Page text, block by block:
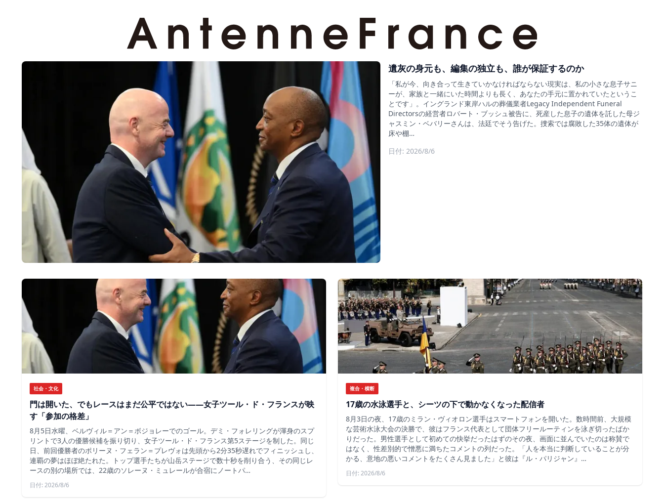
遺灰の身元も、編集の独立も、誰が保証するのか
「私が今、向き合って生きていかなければならない現実は、私の小さな息子サニ
ーが、家族と一緒にいた時間よりも長く、あなたの手元に置かれていたというこ
とです」。イングランド東岸ハルの葬儀業者Legacy Independent Funeral
Directorsの経営者ロバート・ブッシュ被告に、死産した息子の遺体を託した母ジ
ャスミン・ベバリーさんは、法廷でそう告げた。捜索では腐敗した35体の遺体が
床や棚…
日付: 2026/8/6
社会・文化
門は開いた、でもレースはまだ公平ではない――女子ツール・ド・フランスが映
す「参加の格差」
8月5日水曜、ベルヴィル＝アン＝ボジョレーでのゴール。デミ・フォレリングが渾身のスプ
リントで3人の優勝候補を振り切り、女子ツール・ド・フランス第5ステージを制した。同じ
日、前回優勝者のポリーヌ・フェラン＝プレヴォは先頭から2分35秒遅れでフィニッシュし、
連覇の夢はほぼ絶たれた。トップ選手たちが山岳ステージで数十秒を削り合う、その同じレ
ースの別の場所では、22歳のソレーヌ・ミュレールが合宿にノートパ…
日付: 2026/8/6
複合・横断
17歳の水泳選手と、シーツの下で動かなくなった配信者
8月3日の夜、17歳のミラン・ヴィオロン選手はスマートフォンを開いた。数時間前、大規模
な芸術水泳大会の決勝で、彼はフランス代表として団体フリールーティンを泳ぎ切ったばか
りだった。男性選手として初めての快挙だったはずのその夜、画面に並んでいたのは称賛で
はなく、性差別的で憎悪に満ちたコメントの列だった。「人を本当に判断していることが分
かる、意地の悪いコメントをたくさん見ました」と彼は『ル・パリジャン』…
日付: 2026/8/6